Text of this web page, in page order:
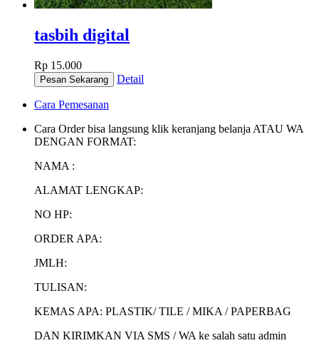
tasbih digital
Rp 15.000
Detail
Cara Pemesanan
Cara Order bisa langsung klik keranjang belanja ATAU WA
DENGAN FORMAT:
NAMA :
ALAMAT LENGKAP:
NO HP:
ORDER APA:
JMLH:
TULISAN:
KEMAS APA: PLASTIK/ TILE / MIKA / PAPERBAG
DAN KIRIMKAN VIA SMS / WA ke salah satu admin